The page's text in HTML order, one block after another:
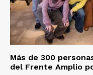
Más de 300
del Frente Amplio